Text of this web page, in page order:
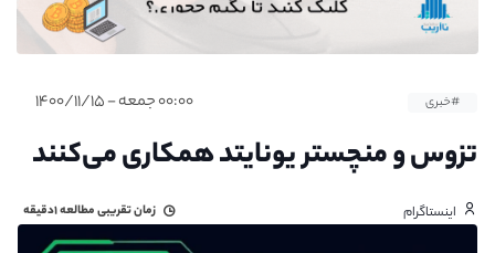
#خبری ۰۰:۰۰ جمعه - ۱۴۰۰/۱۱/۱۵
تزوس و منچستر یونایتد همکاری می‌کنند
اینستاگرام زمان تقریبی مطالعه۱دقیقه